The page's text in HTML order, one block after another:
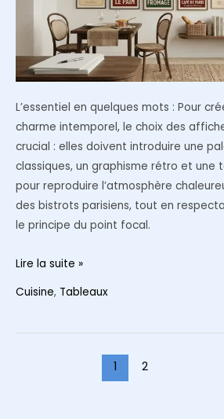
L’essentiel en quelques mots : Pour
charme intemporel, le choix des
crucial : elles doivent introduire une
classiques, un graphisme rétro et une
pour reproduire l’atmosphère
des bistrots parisiens, tout en
le principe du point focal.
Affiches
Lire la suite »
Cuisine, Tableaux
1 2